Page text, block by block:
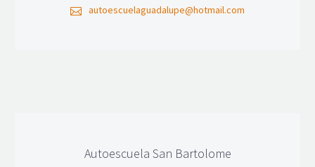
autoescuelaguadalupe@hotmail.com
Autoescuela San Bartolome